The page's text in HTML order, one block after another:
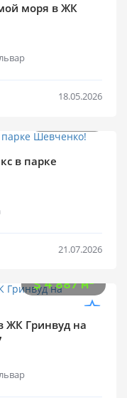
моря в ЖК
18.05.2026
в парке
21.07.2026
$4 887 м2
ЖК Гринвуд на